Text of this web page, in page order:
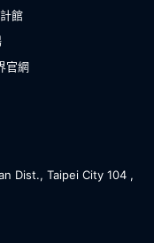
館
官網
Dist., Taipei City 104 ,